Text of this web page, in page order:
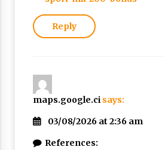
Reply
maps.google.ci says:
03/08/2026 at 2:36 am
References: